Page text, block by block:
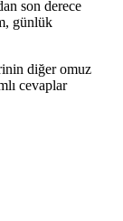
son derece
günlük
diğer omuz
cevaplar